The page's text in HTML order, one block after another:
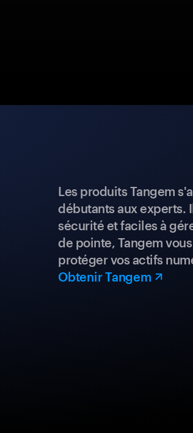
Les produits Tangem
débutants aux experts.
sécurité et faciles à
de pointe, Tangem
protéger vos actifs
Obtenir Tangem